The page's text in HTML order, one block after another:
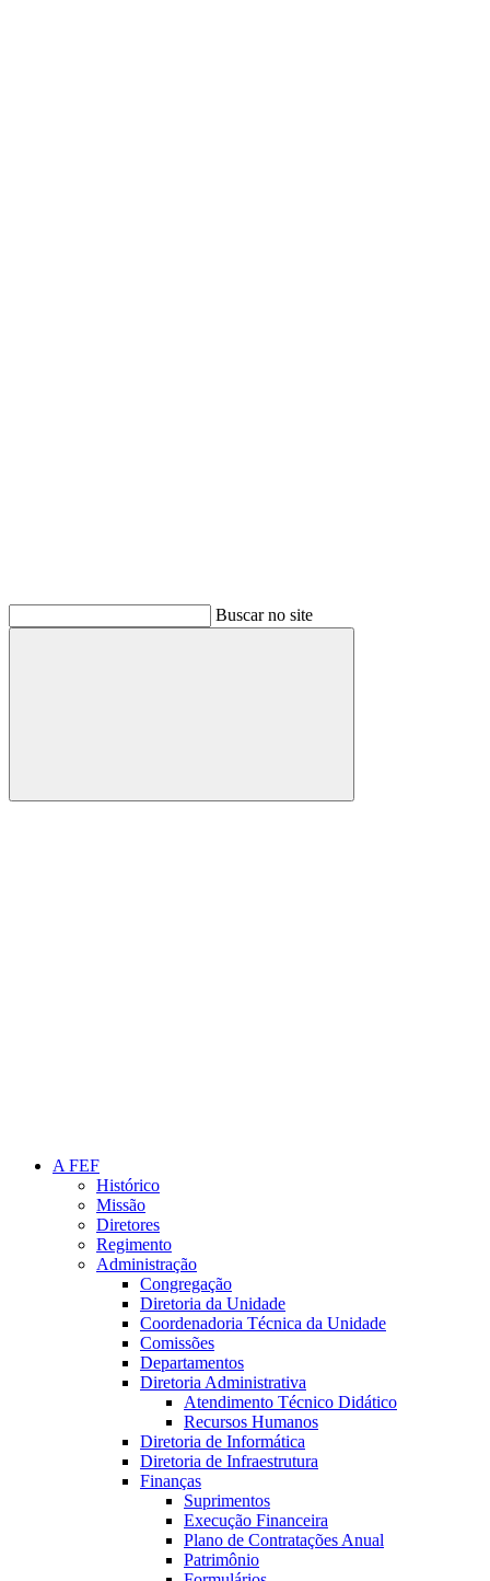
Buscar no site
Buscar
A FEF
Histórico
Missão
Diretores
Regimento
Administração
Congregação
Diretoria da Unidade
Coordenadoria Técnica da Unidade
Comissões
Departamentos
Diretoria Administrativa
Atendimento Técnico Didático
Recursos Humanos
Diretoria de Informática
Diretoria de Infraestrutura
Finanças
Suprimentos
Execução Financeira
Plano de Contratações Anual
Patrimônio